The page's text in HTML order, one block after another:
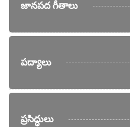
జానపద గీతాలు
పద్యాలు
ప్రసిద్ధులు